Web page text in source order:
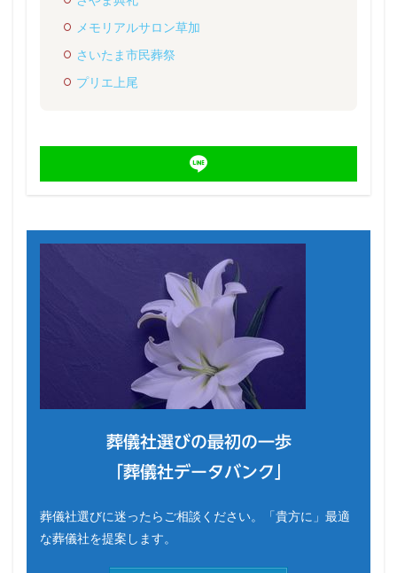
メモリアルサロン草加
さいたま市民葬祭
プリエ上尾
葬儀社選びの最初の一歩
「葬儀社データバンク」
葬儀社選びに迷ったらご相談ください。「貴方に」最適
な葬儀社を提案します。